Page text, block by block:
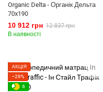
Organic Delta - Органік Дельта
70x190
10 912 грн 12 837 грн
В наявності
АКЦІЯ
−29%
6